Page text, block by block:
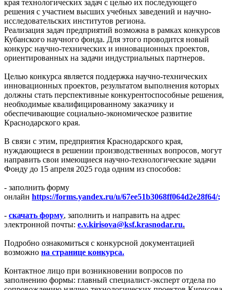
края технологических задач с целью их последующего
решения с участием высших учебных заведений и научно-
исследовательских институтов региона.
Реализация задач предприятий возможна в рамках конкурсов
Кубанского научного фонда. Для этого проводится новый
конкурс научно-технических и инновационных проектов,
ориентированных на задачи индустриальных партнеров.
Целью конкурса является поддержка научно-технических
инновационных проектов, результатом выполнения которых
должны стать перспективные конкурентоспособные решения,
необходимые квалифицированному заказчику и
обеспечивающие социально-экономическое развитие
Краснодарского края.
В связи с этим, предприятия Краснодарского края,
нуждающиеся в решении производственных вопросов, могут
направить свои имеющиеся научно-технологические задачи
Фонду до 15 апреля 2025 года одним из способов:
- заполнить форму
онлайн https://forms.yandex.ru/u/67ee51b3068ff064d2e28f64/;
- скачать форму, заполнить и направить на адрес
электронной почты: e.v.kirisova@ksf.krasnodar.ru.
Подробно ознакомиться с конкурсной документацией
возможно на странице конкурса.
Контактное лицо при возникновении вопросов по
заполнению формы: главный специалист-эксперт отдела по